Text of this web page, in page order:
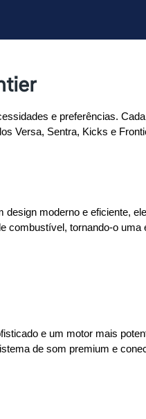
e preferências.
Versa, Sentra, Kicks e
moderno e eficiente,
combustível, tornando-o uma
e um motor mais
de som premium e